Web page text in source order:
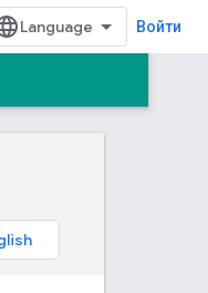
Войти